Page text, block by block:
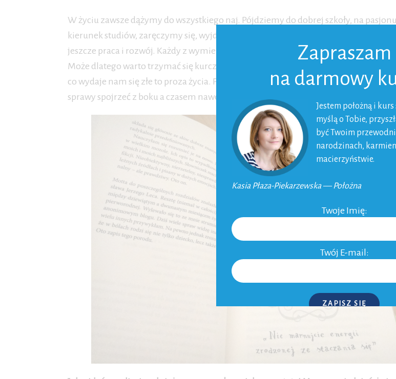
W życiu zawsze dążymy do wszystkiego naj. Pójdziemy do dobrej szkoły, na
kierunek studiów, zaręczymy się, wyjdziemy za mąż i urodzimy dzieci. Po drodze
jeszcze praca i rozwój. Każdy z wymienionych etapów ma swoje piękne chwile, ale i
Może dlatego warto trzymać się kurczowo tego co dobre 😉 Oczywiście mając
co wydaje nam się złe to proza życia. Poza tym kryzysy są potrzebne, pozwalają
sprawy spojrzeć z boku a czasem nawet podziałać.
Zapraszam
na darmowy
Jestem położną i
myślą o Tobie,
być Twoim
narodzinach,
macierzyństwie.
Kasia Płaza-Piekarzewska — Położna
Twoje Imię:
Twój E-mail:
ZAPISZ SIĘ